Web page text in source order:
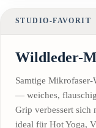
STUDIO-FAVORIT
Wildleder-
Samtige
— weiches,
Grip verbessert sich
ideal für Hot Yoga,